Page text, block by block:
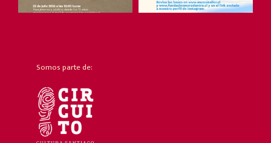
Somos parte de: